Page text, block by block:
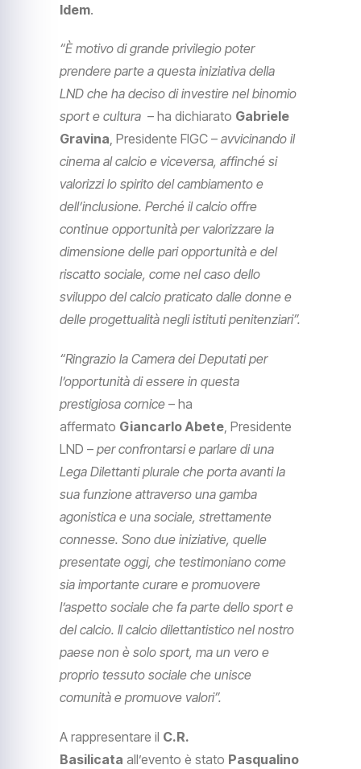
Idem.
“È motivo di grande privilegio poter
prendere parte a questa iniziativa della
LND che ha deciso di investire nel binomio
sport e cultura – ha dichiarato Gabriele
Gravina, Presidente FIGC – avvicinando il
cinema al calcio e viceversa, affinché si
valorizzi lo spirito del cambiamento e
dell’inclusione. Perché il calcio offre
continue opportunità per valorizzare la
dimensione delle pari opportunità e del
riscatto sociale, come nel caso dello
sviluppo del calcio praticato dalle donne e
delle progettualità negli istituti penitenziari”.
“Ringrazio la Camera dei Deputati per
l’opportunità di essere in questa
prestigiosa cornice – ha
affermato Giancarlo Abete, Presidente
LND – per confrontarsi e parlare di una
Lega Dilettanti plurale che porta avanti la
sua funzione attraverso una gamba
agonistica e una sociale, strettamente
connesse. Sono due iniziative, quelle
presentate oggi, che testimoniano come
sia importante curare e promuovere
l’aspetto sociale che fa parte dello sport e
del calcio. Il calcio dilettantistico nel nostro
paese non è solo sport, ma un vero e
proprio tessuto sociale che unisce
comunità e promuove valori”.
A rappresentare il C.R.
Basilicata all’evento è stato Pasqualino